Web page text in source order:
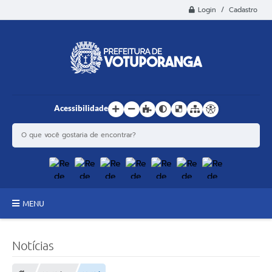
Login / Cadastro
Acessibilidade
MENU
Notícias